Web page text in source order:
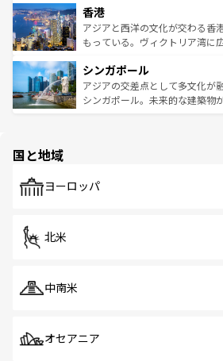
とつ。フォーやバインミー、ベ
ひ現地で味わいたい。どの地域
が旅行者を迎えてくれるので、
参照してほしい。
の活気が交差している。北部で
帯で自然と触れ合い、南部では
いビーチでリゾート気分を楽し
激する。気候は一年中温暖で、
が待っている。親しみやすいタ
た文化、そして多様な観光資源
香港
アジアと西洋の文化が交わる香
もっている。ヴィクトリア湾に
み、どこを訪れても感動するは
ており、効率よく見どころを回
うな絶景から文化的な体験まで
シンガポール
アジアの交差点として多文化が
シンガポール。未来的な建築物
で、ホーカーズは地元の風情を
国と地域
ヨーロッパ
北米
中南米
オセアニア